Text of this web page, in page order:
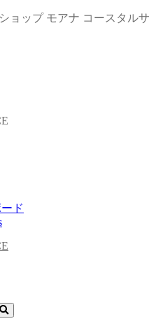
ョップ モアナ コースタルサ
ド